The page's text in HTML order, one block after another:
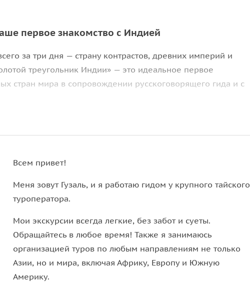
первое знакомство с Индией
за три дня — страну контрастов, древних империй и
треугольник Индии» — это идеальное первое
стран мира в сопровождении русскоговорящего гида и с
в Джайпуре, включая Городской дворец иФорт
такими как
грандиозный
Джантар Мантар, внесённой в список ЮНЕСКО. Не
Ветров (Хава-Махал) — визитную карточку города, а также
посреди озера. По желанию можно посетить
Раджастхана.
Всем привет!
Меня зовут Гузаль, и я работаю гидом у крупного тайского
туроператора.
Мои экскурсии всегда легкие, без забот и суеты.
Обращайтесь в любое время! Также я занимаюсь
организацией туров по любым направлениям не только
Азии, но и мира, включая Африку, Европу и Южную
Америку.